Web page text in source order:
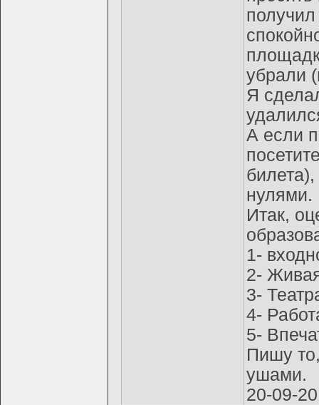
убрали
Я
А если
нулями.
Итак,
1-
2-
3-
4-
5-
Пишу
ушами.
20-09-